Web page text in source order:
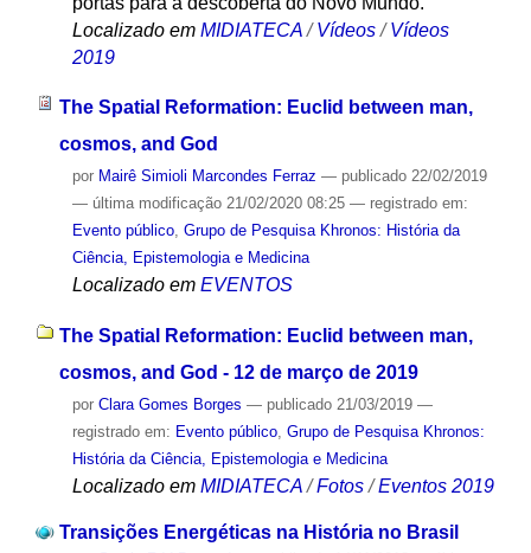
Localizado em MIDIATECA /Vídeos /Vídeos
2019
The Spatial Reformation: Euclid between man,
cosmos, and God
por Mairê Simioli Marcondes Ferraz — publicado22/02/2019
— última modificação21/02/2020 08:25 — registrado em:
Evento público, Grupo de Pesquisa Khronos: História da
Ciência, Epistemologia e Medicina
Localizado em EVENTOS
The Spatial Reformation: Euclid between man,
cosmos, and God - 12 de março de 2019
por Clara Gomes Borges — publicado21/03/2019 —
registrado em: Evento público, Grupo de Pesquisa Khronos:
História da Ciência, Epistemologia e Medicina
Localizado em MIDIATECA /Fotos /Eventos 2019
Transições Energéticas na História no Brasil